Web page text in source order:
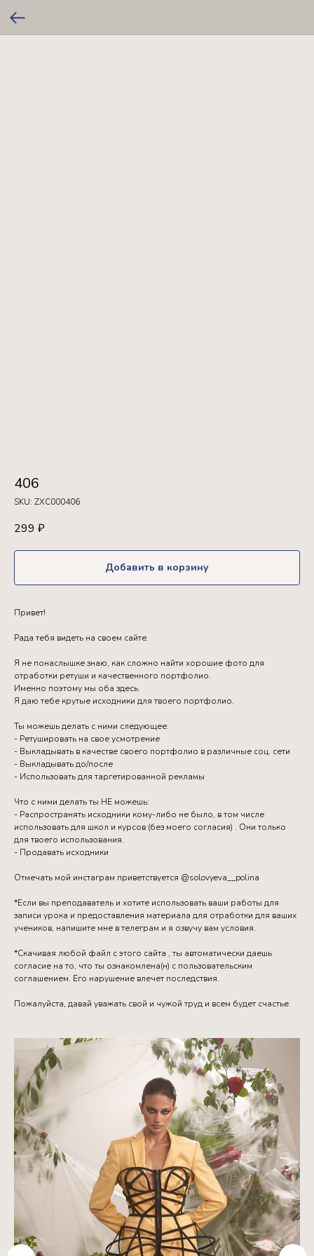
406
SKU: ZXC000406
299 ₽
Добавить в корзину
Привет!
Рада тебя видеть на своем сайте.
Я не понаслышке знаю, как сложно найти хорошие фото для
отработки ретуши и качественного портфолио.
Именно поэтому мы оба здесь.
Я даю тебе крутые исходники для твоего портфолио.
Ты можешь делать с ними следующее:
- Ретушировать на свое усмотрение
- Выкладывать в качестве своего портфолио в различные соц. сети
- Выкладывать до/после
- Использовать для таргетированной рекламы
Что с ними делать ты НЕ можешь:
- Распространять исходники кому-либо не было, в том числе
использовать для школ и курсов (без моего согласия) . Они только
для твоего использования.
- Продавать исходники
Отмечать мой инстаграм приветствуется @solovyeva__polina
*Если вы преподаватель и хотите использовать ваши работы для
записи урока и предоставления материала для отработки для ваших
учеников, напишите мне в телеграм и я озвучу вам условия.
*Скачивая любой файл с этого сайта , ты автоматически даешь
согласие на то, что ты ознакомлена(н) с пользовательским
соглашением. Его нарушение влечет последствия.
Пожалуйста, давай уважать свой и чужой труд и всем будет счастье.